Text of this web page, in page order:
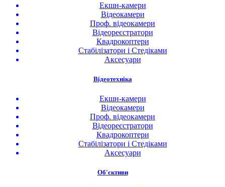
Екшн-камери
Відеокамери
Проф. відеокамери
Відеореєстратори
Квадрокоптери
Стабілізатори і Стедіками
Аксесуари
Відеотехніка
Екшн-камери
Відеокамери
Проф. відеокамери
Відеореєстратори
Квадрокоптери
Стабілізатори і Стедіками
Аксесуари
Об'єктиви